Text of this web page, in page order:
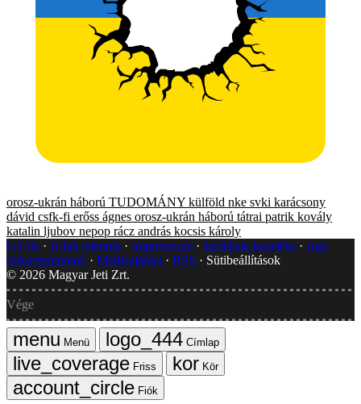
orosz-ukrán háború TUDOMÁNY külföld nke svki karácsony
dávid csfk-fi erőss ágnes orosz-ukrán háború tátrai patrik kovály
katalin ljubov nepop rácz andrás kocsis károly
GYIK
Hibát jelentek Impresszum Javítások kezelése
Jogi
dokumentumok
Médiaajánlat RSS
Sütibeállítások
© 2026 Magyar Jeti Zrt.
Vége
Menü
Címlap
Friss
Kör
Fiók